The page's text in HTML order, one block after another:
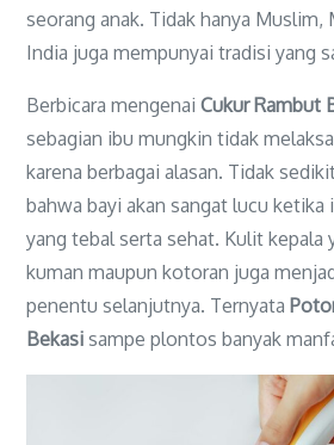
seorang anak. Tidak hanya Muslim,
India juga mempunyai tradisi yang
Berbicara mengenaiCukur Rambut
sebagian ibu mungkin tidak
karena berbagai alasan. Tidak
bahwa bayi akan sangat lucu
yang tebal serta sehat. Kulit kepala
kuman maupun kotoran juga
penentu selanjutnya. Ternyata
Bekasi sampe plontos banyak